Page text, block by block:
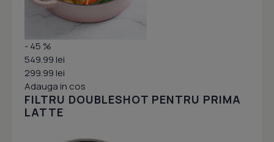
- 45 %
549.99 lei
299.99 lei
Adauga in cos
FILTRU DOUBLESHOT PENTRU PRIMA
LATTE